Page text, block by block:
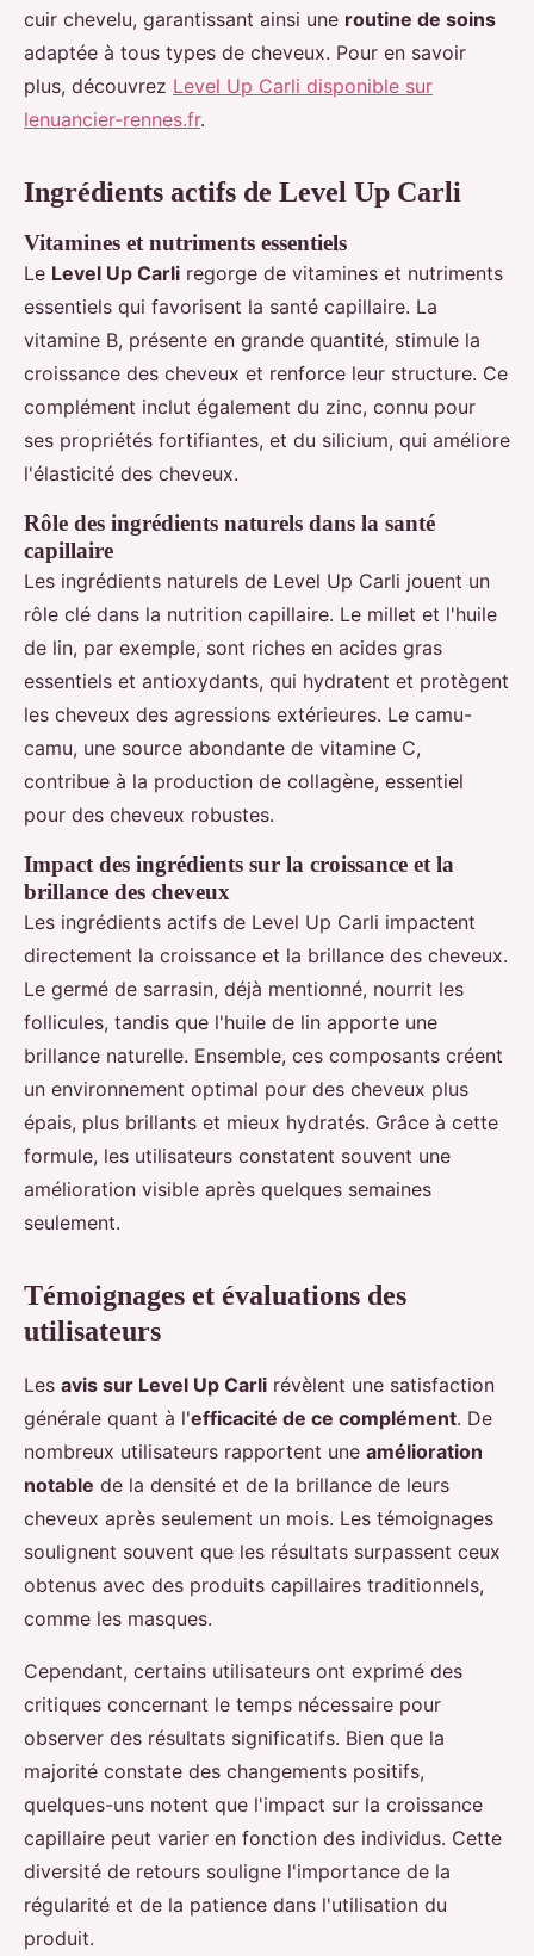
cuir chevelu, garantissant ainsi une routine de soins
adaptée à tous types de cheveux. Pour en savoir
plus, découvrez Level Up Carli disponible sur
lenuancier-rennes.fr.
Ingrédients actifs de Level Up Carli
Vitamines et nutriments essentiels
Le Level Up Carli regorge de vitamines et nutriments
essentiels qui favorisent la santé capillaire. La
vitamine B, présente en grande quantité, stimule la
croissance des cheveux et renforce leur structure. Ce
complément inclut également du zinc, connu pour
ses propriétés fortifiantes, et du silicium, qui améliore
l'élasticité des cheveux.
Rôle des ingrédients naturels dans la santé
capillaire
Les ingrédients naturels de Level Up Carli jouent un
rôle clé dans la nutrition capillaire. Le millet et l'huile
de lin, par exemple, sont riches en acides gras
essentiels et antioxydants, qui hydratent et protègent
les cheveux des agressions extérieures. Le camu-
camu, une source abondante de vitamine C,
contribue à la production de collagène, essentiel
pour des cheveux robustes.
Impact des ingrédients sur la croissance et la
brillance des cheveux
Les ingrédients actifs de Level Up Carli impactent
directement la croissance et la brillance des cheveux.
Le germé de sarrasin, déjà mentionné, nourrit les
follicules, tandis que l'huile de lin apporte une
brillance naturelle. Ensemble, ces composants créent
un environnement optimal pour des cheveux plus
épais, plus brillants et mieux hydratés. Grâce à cette
formule, les utilisateurs constatent souvent une
amélioration visible après quelques semaines
seulement.
Témoignages et évaluations des
utilisateurs
Les avis sur Level Up Carli révèlent une satisfaction
générale quant à l'efficacité de ce complément. De
nombreux utilisateurs rapportent une amélioration
notable de la densité et de la brillance de leurs
cheveux après seulement un mois. Les témoignages
soulignent souvent que les résultats surpassent ceux
obtenus avec des produits capillaires traditionnels,
comme les masques.
Cependant, certains utilisateurs ont exprimé des
critiques concernant le temps nécessaire pour
observer des résultats significatifs. Bien que la
majorité constate des changements positifs,
quelques-uns notent que l'impact sur la croissance
capillaire peut varier en fonction des individus. Cette
diversité de retours souligne l'importance de la
régularité et de la patience dans l'utilisation du
produit.